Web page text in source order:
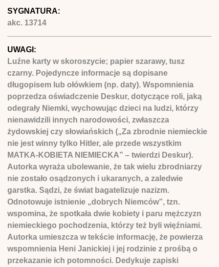
SYGNATURA:
akc. 13714
UWAGI:
Luźne karty w skoroszycie; papier szarawy, tusz
czarny. Pojedyncze informacje są dopisane
długopisem lub ołówkiem (np. daty). Wspomnienia
poprzedza oświadczenie Deskur, dotyczące roli, jaką
odegrały Niemki, wychowując dzieci na ludzi, którzy
nienawidzili innych narodowości, zwłaszcza
żydowskiej czy słowiańskich („Za zbrodnie niemieckie
nie jest winny tylko Hitler, ale przede wszystkim
MATKA-KOBIETA NIEMIECKA” – twierdzi Deskur).
Autorka wyraża ubolewanie, że tak wielu zbrodniarzy
nie zostało osądzonych i ukaranych, a zaledwie
garstka. Sądzi, że świat bagatelizuje nazizm.
Odnotowuje istnienie „dobrych Niemców”, tzn.
wspomina, że spotkała dwie kobiety i paru mężczyzn
niemieckiego pochodzenia, którzy też byli więźniami.
Autorka umieszcza w tekście informację, że powierza
wspomnienia Heni Janickiej i jej rodzinie z prośbą o
przekazanie ich potomności. Dedykuje zapiski